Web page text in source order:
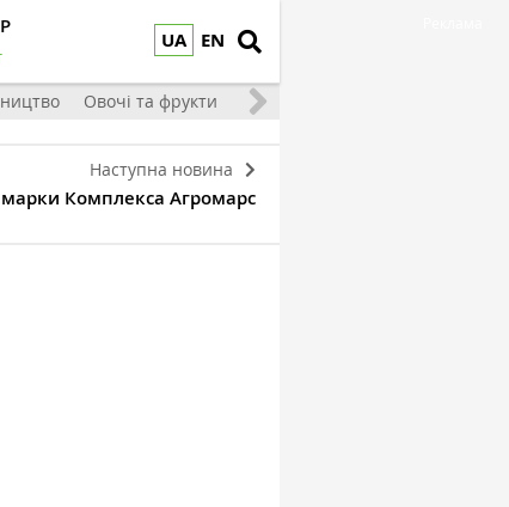
UA EN
Овочі та фрукти
Наступна новина
Комплекса Агромарс